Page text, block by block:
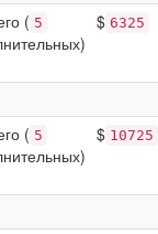
( 5 $ 6325
( 5 $ 10725